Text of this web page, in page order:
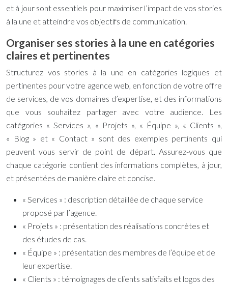
et à jour sont essentiels pour maximiser l’impact de vos stories
à la une et atteindre vos objectifs de communication.
Organiser ses stories à la une en catégories
claires et pertinentes
Structurez vos stories à la une en catégories logiques et
pertinentes pour votre agence web, en fonction de votre offre
de services, de vos domaines d’expertise, et des informations
que vous souhaitez partager avec votre audience. Les
catégories « Services », « Projets », « Équipe », « Clients »,
« Blog » et « Contact » sont des exemples pertinents qui
peuvent vous servir de point de départ. Assurez-vous que
chaque catégorie contient des informations complètes, à jour,
et présentées de manière claire et concise.
« Services » : description détaillée de chaque service
proposé par l’agence.
« Projets » : présentation des réalisations concrètes et
des études de cas.
« Équipe » : présentation des membres de l’équipe et de
leur expertise.
« Clients » : témoignages de clients satisfaits et logos des